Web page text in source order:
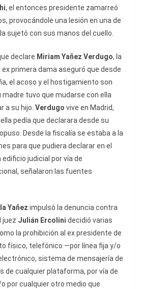
, el entonces presidente zamarreó
provocándole una lesión en una de
sujetó con sus manos del cuello.
declare Miriam Yañez Verdugo, la
ex primera dama aseguró que desde
el acoso y el hostigamiento son
tuvo que mudarse con ella
a su hijo. Verdugo vive en Madrid,
pedía que declarara desde su
Desde la fiscalía se estaba a la
para que pudiera declarar en el
judicial por vía de
señalaron las fuentes
Yañez impulsó la denuncia contra
juez Julián Ercolini decidió varias
la prohibición al ex presidente de
físico, telefónico —por línea fija y/o
sistema de mensajería de
de cualquier plataforma, por vía de
por cualquier otro medio que